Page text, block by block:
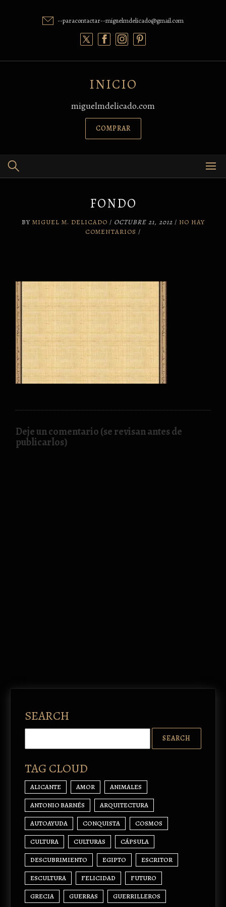
--paracontactar--miguelmdelicado@gmail.com
INICIO
miguelmdelicado.com
COMPRAR
FONDO
BY MIGUEL M. DELICADO / OCTUBRE 21, 2012/ NO HAY
COMENTARIOS /
Deje un comentario (se revisan antes de
publicarlos)
SEARCH
TAG CLOUD
ALICANTE AMOR ANIMALES
ANTONIO BARNÉS ARQUITECTURA
AUTOAYUDA CONQUISTA COSMOS
CULTURA CULTURAS CÁPSULA
DESCUBRIMIENTO EGIPTO ESCRITOR
ESCULTURA FELICIDAD FUTURO
GRECIA GUERRAS GUERRILLEROS